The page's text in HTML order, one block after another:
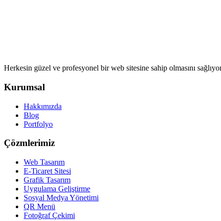
Herkesin güzel ve profesyonel bir web sitesine sahip olmasını
Kurumsal
Hakkımızda
Blog
Portfolyo
Çözmlerimiz
Web Tasarım
E-Ticaret Sitesi
Grafik Tasarım
Uygulama Geliştirme
Sosyal Medya Yönetimi
QR Menü
Fotoğraf Çekimi